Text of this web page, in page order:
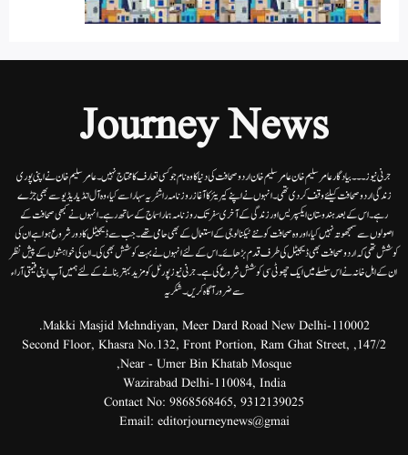
Journey News
جرنی نیوز۔۔۔بیاد گار عامر سلیم خان عامر سلیم خان اردوصحافت کی دنیا کاوہ نام جو کسی تعارف کا محتاج نہیں۔عامرسلیم خان نے اپنی پوری
زندگی اردوصحافت کیلئے وقف کردی تھی۔انہوں نے اپنے کیریئر کا آغاز روزنامہ راشٹریہ سہارا سے کیا،وہ آل انڈیا ریڈیوسے بھی جڑے
رہے۔ اس کے بعد ہندوستان ایکسپریس اور زندگی کے آخری سفر تک روزنامہ ہمارا سماج کے ساتھ رہے۔ انہوں نے کبھی صحافت کے
اصولوں سے سمجھوتہ نہیں کیا، اور وہ صحافت کو نئے ٹیکنالوجی کے استعمال کے بھی حامی تھے۔ جب سے ڈیجیٹل کا دور شروع ہوا ہے ان کی
کوشش تھی کہ اردو صحافت بھی ڈیجیٹل کی طرف قدم بڑھائے۔ اس کے لئے انہوں نے بہت کوشش بھی کی۔ ان کی خواہشوں کے پیش نظر
ان کے اہل خانہ نے اس سلسلے میں ایک چھوٹی سی کوشش شروع کی ہے۔جرنی نیوز پورٹل کو مزید بہتر بنانے کے لئے ہمیں آپ اپنی قیمتی آراء
سے ضرور آگاہ کریں۔شکریہ
Makki Masjid Mehndiyan, Meer Dard Road New Delhi-110002.
147/2, Second Floor, Khasra No.132, Front Portion, Ram Ghat Street,
Near - Umer Bin Khatab Mosque,
Wazirabad Delhi-110084, India
Contact No: 9868568465, 9312139025
Email: editorjourneynews@gmai